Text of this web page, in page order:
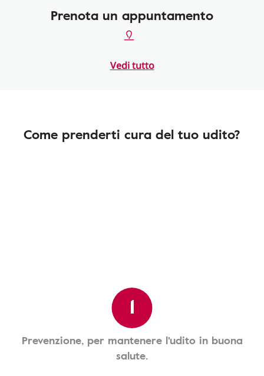
Prenota un appuntamento
Vedi tutto
Come prenderti cura del tuo udito?
1
Prevenzione, per mantenere l'udito in buona
salute.